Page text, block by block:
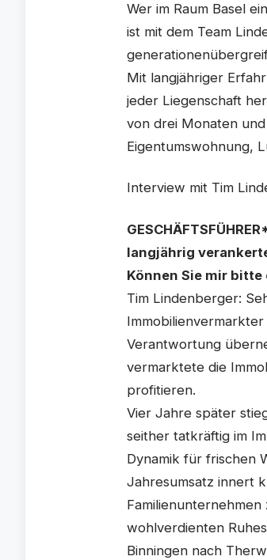
Wer im Raum Basel
ist mit dem Team
Mit langjähriger
jeder Liegenschaft
von drei Monaten
Eigentumswohnung,
Interview mit Tim
langjährig
Können Sie mir
Tim Lindenberger:
Verantwortung
vermarktete die
profitieren.
Vier Jahre später
seither tatkräftig im
Dynamik für frischen
Jahresumsatz innert
wohlverdienten
Binningen nach